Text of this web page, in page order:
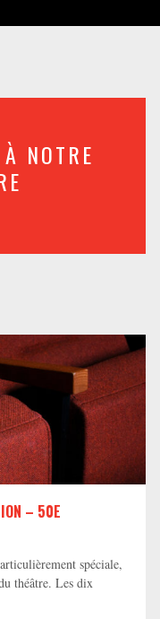
NOTRE
– 50E
spéciale,
théâtre. Les dix